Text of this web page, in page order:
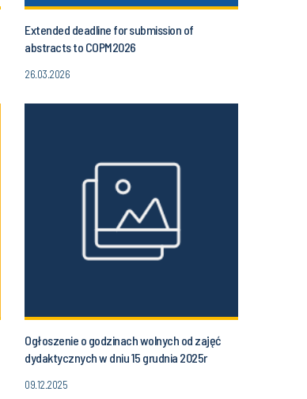
Extended deadline for submission of
abstracts to COPM2026
26.03.2026
Ogłoszenie o godzinach wolnych od zajęć
dydaktycznych w dniu 15 grudnia 2025r
09.12.2025